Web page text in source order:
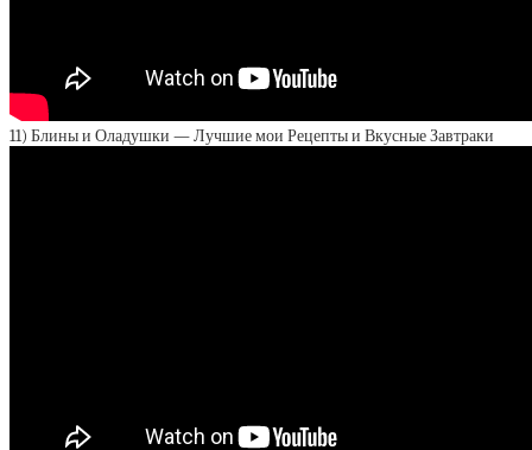
11) Блины и Оладушки — Лучшие мои Рецепты и Вкусные Завтраки